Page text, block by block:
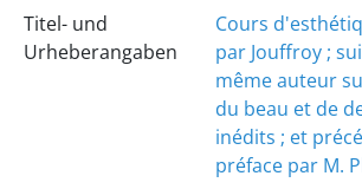
Titel- und
Urheberangaben
Cours
par Jouffroy ;
même auteur
du beau et de
inédits ; et
préface par M.